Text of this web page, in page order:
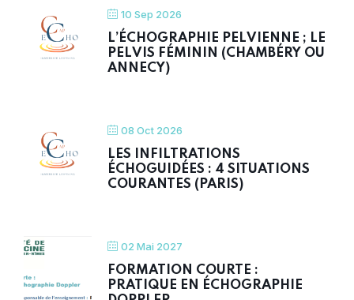
10 Sep 2026
L’ÉCHOGRAPHIE PELVIENNE ; LE
PELVIS FÉMININ (CHAMBÉRY OU
ANNECY)
08 Oct 2026
LES INFILTRATIONS
ÉCHOGUIDÉES : 4 SITUATIONS
COURANTES (PARIS)
02 Mai 2027
FORMATION COURTE :
PRATIQUE EN ÉCHOGRAPHIE